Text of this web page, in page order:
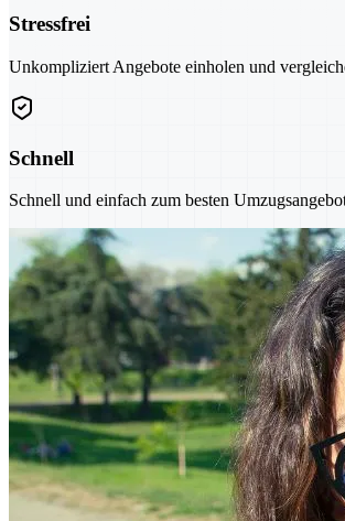
Stressfrei
Unkompliziert Angebote einholen und
Schnell
Schnell und einfach zum besten